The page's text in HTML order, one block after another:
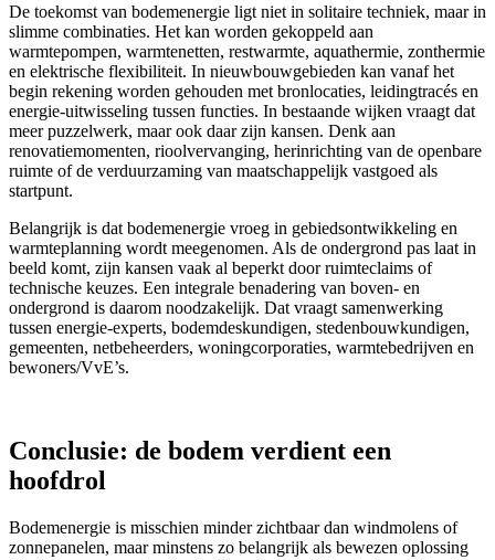
De toekomst van bodemenergie ligt niet in solitaire techniek, maar in
slimme combinaties. Het kan worden gekoppeld aan
warmtepompen, warmtenetten, restwarmte, aquathermie, zonthermie
en elektrische flexibiliteit. In nieuwbouwgebieden kan vanaf het
begin rekening worden gehouden met bronlocaties, leidingtracés en
energie-uitwisseling tussen functies. In bestaande wijken vraagt dat
meer puzzelwerk, maar ook daar zijn kansen. Denk aan
renovatiemomenten, rioolvervanging, herinrichting van de openbare
ruimte of de verduurzaming van maatschappelijk vastgoed als
startpunt.
Belangrijk is dat bodemenergie vroeg in gebiedsontwikkeling en
warmteplanning wordt meegenomen. Als de ondergrond pas laat in
beeld komt, zijn kansen vaak al beperkt door ruimteclaims of
technische keuzes. Een integrale benadering van boven- en
ondergrond is daarom noodzakelijk. Dat vraagt samenwerking
tussen energie-experts, bodemdeskundigen, stedenbouwkundigen,
gemeenten, netbeheerders, woningcorporaties, warmtebedrijven en
bewoners/VvE’s.
Conclusie: de bodem verdient een
hoofdrol
Bodemenergie is misschien minder zichtbaar dan windmolens of
zonnepanelen, maar minstens zo belangrijk als bewezen oplossing